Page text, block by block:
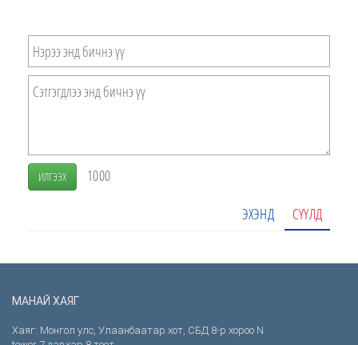
ИЛГЭЭХ 1000
ЭХЭНД СҮҮЛД
МАНАЙ ХАЯГ
Хаяг: Монгол улс, Улаанбаатар хот, СБД 8-р хороо N